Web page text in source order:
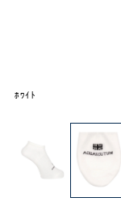
ﾎﾜｲﾄ